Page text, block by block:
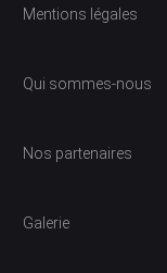
Mentions légales
Qui sommes-nous
Nos partenaires
Galerie